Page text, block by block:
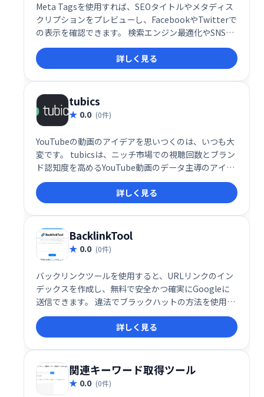
Meta Tagsを使用すれば、SEOタイトルやメタディス
クリプションをプレビューし、FacebookやTwitterで
の表示を確認できます。 検索エンジン最適化やSNSで
のシェア効果を事前に確認することで、より効果的な
コンテンツ作成を支援します。 Webサイトの表示を最
適化し、集客効果の向上を目指せます。
詳しく見る
tubics
0.0 (0件)
YouTubeの動画のアイデアを思いつくのは、いつも大
変です。 tubicsは、ニッチ市場での視聴回数とブラン
ド認知度を高めるYouTube動画のデータ主導のアイデ
アを提供します。すべてのビデオのアイデアには、競
合他社の洞察、ビデオでカバーする質問、提案された
タグとキーワードが含まれています。
詳しく見る
BacklinkTool
0.0 (0件)
バックリンクツールを使用すると、URLリンクのイン
デックスを作成し、無料で安全かつ確実にGoogleに
送信できます。 違法でブラックハットの方法を使用す
る必要はありません。 ここでは、SEOとホワイトハッ
ト法に準拠した方法を使用します。
詳しく見る
関連キーワード取得ツール
0.0 (0件)